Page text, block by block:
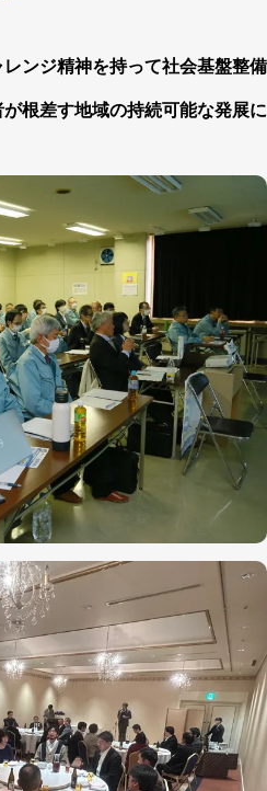
ンジ精神を持って社会基盤整備
根差す地域の持続可能な発展に